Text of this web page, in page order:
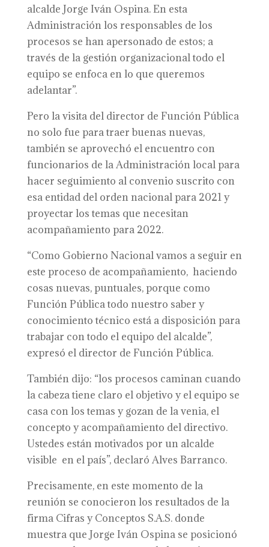
alcalde Jorge Iván Ospina. En esta
Administración los responsables de los
procesos se han apersonado de estos; a
través de la gestión organizacional todo el
equipo se enfoca en lo que queremos
adelantar”.
Pero la visita del director de Función Pública
no solo fue para traer buenas nuevas,
también se aprovechó el encuentro con
funcionarios de la Administración local para
hacer seguimiento al convenio suscrito con
esa entidad del orden nacional para 2021 y
proyectar los temas que necesitan
acompañamiento para 2022.
“Como Gobierno Nacional vamos a seguir en
este proceso de acompañamiento, haciendo
cosas nuevas, puntuales, porque como
Función Pública todo nuestro saber y
conocimiento técnico está a disposición para
trabajar con todo el equipo del alcalde”,
expresó el director de Función Pública.
También dijo: “los procesos caminan cuando
la cabeza tiene claro el objetivo y el equipo se
casa con los temas y gozan de la venia, el
concepto y acompañamiento del directivo.
Ustedes están motivados por un alcalde
visible en el país”, declaró Alves Barranco.
Precisamente, en este momento de la
reunión se conocieron los resultados de la
firma Cifras y Conceptos S.A.S. donde
muestra que Jorge Iván Ospina se posicionó